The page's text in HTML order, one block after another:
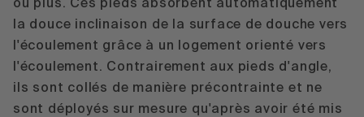
ou plus. Ces pieds absorbent automatiquement
la douce inclinaison de la surface de douche vers
l'écoulement grâce à un logement orienté vers
l'écoulement. Contrairement aux pieds d'angle,
ils sont collés de manière précontrainte et ne
sont déployés sur mesure qu'après avoir été mis